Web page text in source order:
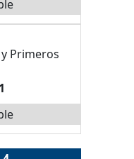
Primeros
1